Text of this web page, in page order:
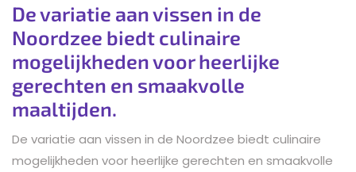
De variatie aan vissen in de
Noordzee biedt culinaire
mogelijkheden voor heerlijke
gerechten en smaakvolle
maaltijden.
De variatie aan vissen in de Noordzee biedt culinaire
mogelijkheden voor heerlijke gerechten en smaakvolle